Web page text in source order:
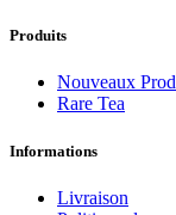
Produits
Nouveaux
Rare Tea
Informations
Livraison